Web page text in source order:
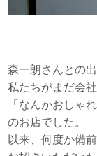
森一朗さんとの出
私たちがまだ会
「なんかおしゃ
のお店でした。
以来、何度か備